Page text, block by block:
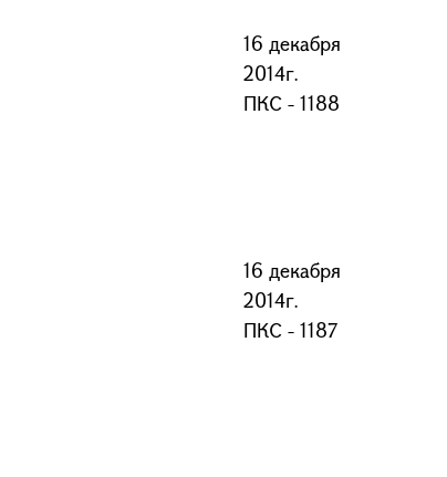
16 декабря
2014г.
ПКС - 1188
16 декабря
2014г.
ПКС - 1187